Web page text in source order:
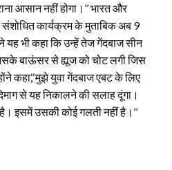
आसान नहीं होगा।’’ भारत और
कार्यक्रम के मुताबिक अब 9
यह भी कहा कि उन्हें तेज गेंदबाज सीन
बाऊंसर से ह्यूज को चोट लगी जिस
कहा,‘‘मुझे युवा गेंदबाज एबट के लिए
से यह निकालने की सलाह दूंगा।
इसमें उसकी कोई गलती नहीं है।’’